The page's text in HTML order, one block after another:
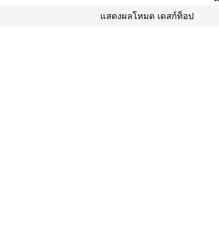
แสดงผลโหมด เดสก์ท็อป